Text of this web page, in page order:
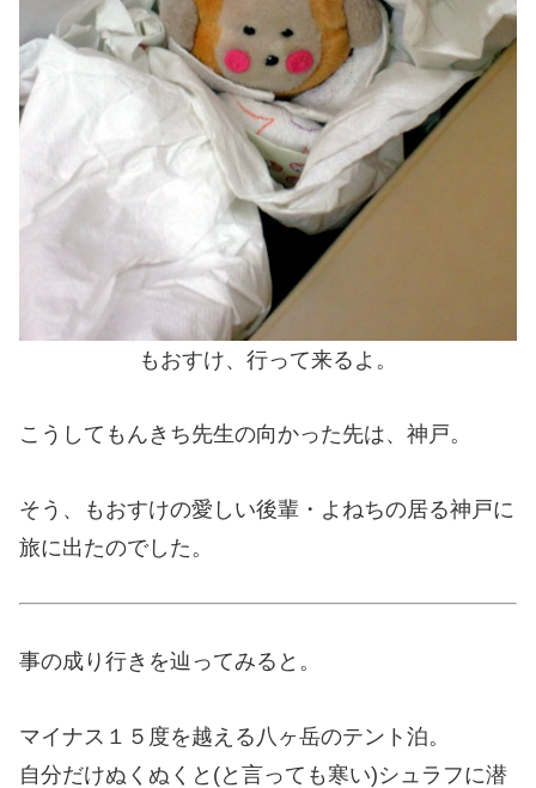
もおすけ、行って来るよ。
こうしてもんきち先生の向かった先は、神戸。
そう、もおすけの愛しい後輩・よねちの居る神戸に
旅に出たのでした。
事の成り行きを辿ってみると。
マイナス１５度を越える八ヶ岳のテント泊。
自分だけぬくぬくと(と言っても寒い)シュラフに潜